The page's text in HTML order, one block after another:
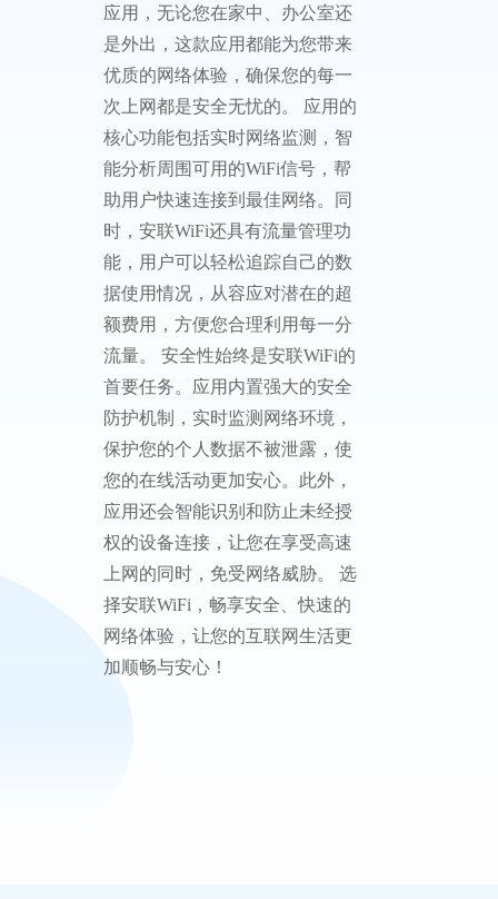
应用，无论您在家中、办公室还
是外出，这款应用都能为您带来
优质的网络体验，确保您的每一
次上网都是安全无忧的。 应用的
核心功能包括实时网络监测，智
能分析周围可用的WiFi信号，帮
助用户快速连接到最佳网络。同
时，安联WiFi还具有流量管理功
能，用户可以轻松追踪自己的数
据使用情况，从容应对潜在的超
额费用，方便您合理利用每一分
流量。 安全性始终是安联WiFi的
首要任务。应用内置强大的安全
防护机制，实时监测网络环境，
保护您的个人数据不被泄露，使
您的在线活动更加安心。此外，
应用还会智能识别和防止未经授
权的设备连接，让您在享受高速
上网的同时，免受网络威胁。 选
择安联WiFi，畅享安全、快速的
网络体验，让您的互联网生活更
加顺畅与安心！